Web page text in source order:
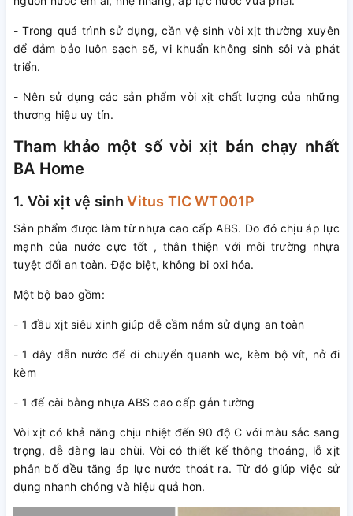
- Trong quá trình sử dụng, cần vệ sinh vòi xịt thường xuyên
để đảm bảo luôn sạch sẽ, vi khuẩn không sinh sôi và phát
triển.
- Nên sử dụng các sản phẩm vòi xịt chất lượng của những
thương hiệu uy tín.
Tham khảo một số vòi xịt bán chạy nhất
BA Home
1. Vòi xịt vệ sinhVitus TIC WT001P
Sản phẩm được làm từ nhựa cao cấp ABS. Do đó chịu áp lực
mạnh của nước cực tốt , thân thiện với môi trường nhựa
tuyệt đối an toàn. Đặc biệt, không bi oxi hóa.
Một bộ bao gồm:
- 1 đầu xịt siêu xinh giúp dễ cầm nắm sử dụng an toàn
- 1 dây dẫn nước để di chuyển quanh wc, kèm bộ vít, nở đi
kèm
- 1 đế cài bằng nhựa ABS cao cấp gắn tường
Vòi xịt có khả năng chịu nhiệt đến 90 độ C với màu sắc sang
trọng, dễ dàng lau chùi. Vòi có thiết kế thông thoáng, lỗ xịt
phân bố đều tăng áp lực nước thoát ra. Từ đó giúp việc sử
dụng nhanh chóng và hiệu quả hơn.